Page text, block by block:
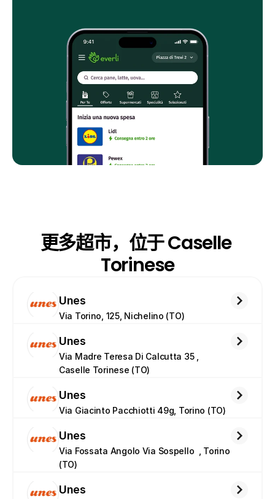
更多超市，位于 Caselle
Torinese
Unes
Via Torino, 125, Nichelino (TO)
Unes
Via Madre Teresa Di Calcutta 35 ,
Caselle Torinese (TO)
Unes
Via Giacinto Pacchiotti 49g, Torino (TO)
Unes
Via Fossata Angolo Via Sospello  , Torino
(TO)
Unes